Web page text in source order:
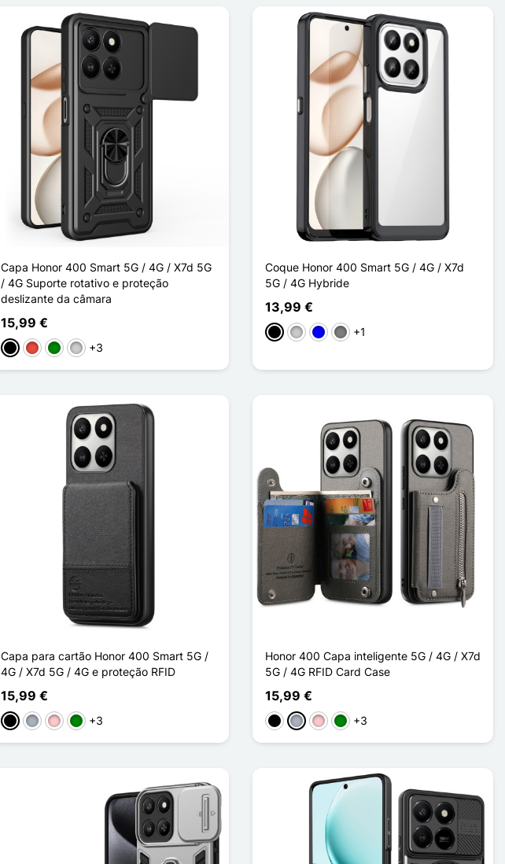
Capa Honor 400 Smart 5G / 4G / X7d 5G
/ 4G Suporte rotativo e proteção
deslizante da câmara
15,99 €
PretoVermelho
VerdePrata+3
Coque Honor 400 Smart 5G / 4G / X7d
5G / 4G Hybride
13,99 €
PretoTransparente
AzulGris Transparent
+1
Capa para cartão Honor 400 Smart 5G /
4G / X7d 5G / 4G e proteção RFID
15,99 €
PretoCinzento
RosaVerde
+3
Honor 400 Capa inteligente 5G / 4G / X7d
5G / 4G RFID Card Case
15,99 €
PretoCinzento
RosaVerde
+3